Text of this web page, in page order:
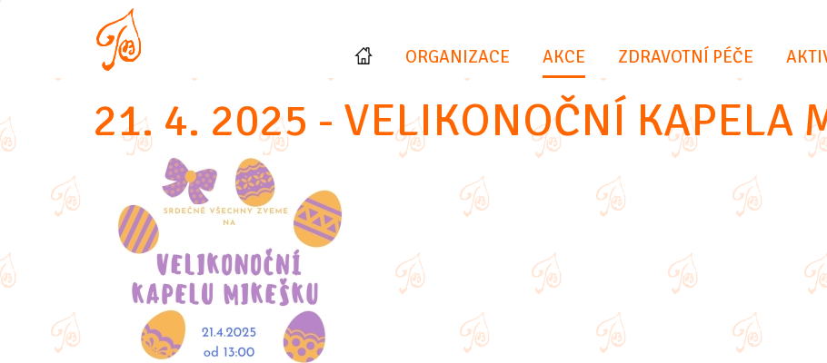
ORGANIZACE AKCE (VYBRÁNO)
ZDRAVOTNÍ PÉČE
21. 4. 2025 - VELIKONOČNÍ KAPELA